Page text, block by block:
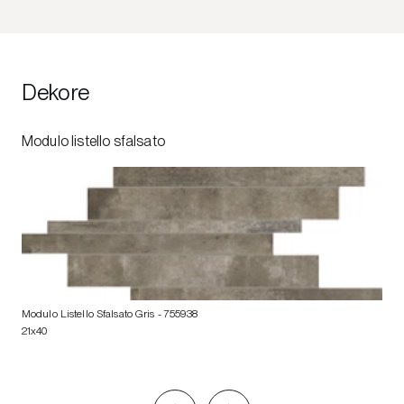
Dekore
Modulo listello sfalsato
Modulo Listello Sfalsato Gris - 755938
21x40